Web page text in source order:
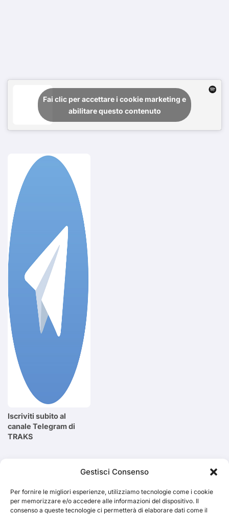
Gestisci Consenso
Per fornire le migliori esperienze, utilizziamo tecnologie come i cookie
per memorizzare e/o accedere alle informazioni del dispositivo. Il
consenso a queste tecnologie ci permetterà di elaborare dati come il
Fai clic per accettare i cookie marketing e
abilitare questo contenuto
Iscriviti subito al
canale Telegram di
TRAKS
Cerca